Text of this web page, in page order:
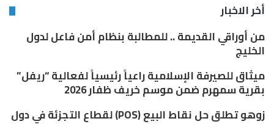
أخر الاخبار
من أوراقي القديمة .. للمطالبة بنظام أمن فاعل لدول
الخليج
ميثاق للصيرفة الإسلامية راعياً رئيسياً لفعالية “ريفل”
بقرية سمهرم ضمن موسم خريف ظفار 2026
زوهو تطلق حل نقاط البيع (POS) لقطاع التجزئة في دول